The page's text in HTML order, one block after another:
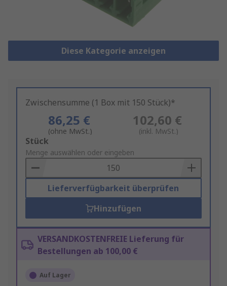
Diese Kategorie anzeigen
Zwischensumme (1 Box mit 150 Stück)*
86,25 €
(ohne MwSt.)
102,60 €
(inkl. MwSt.)
Add
to
Basket
Stück
Menge auswählen oder eingeben
Lieferverfügbarkeit überprüfen
Hinzufügen
VERSANDKOSTENFREIE Lieferung für
Bestellungen ab 100,00 €
Auf Lager